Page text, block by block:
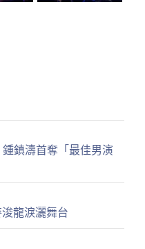
鎮濤首奪「最佳男演
龍淚灑舞台